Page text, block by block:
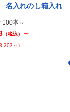
入れのし箱入れ
100本～
（税込） ～
～）